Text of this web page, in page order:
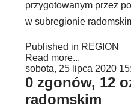
przygotowanym przez
w subregionie
Published in REGION
Read more...
sobota, 25 lipca 2020
0 zgonów, 12
radomskim